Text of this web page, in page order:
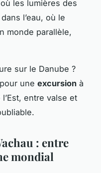
les lumières des
l’eau, où le
monde parallèle,
sur le Danube ?
une excursion à
entre valse et
: entre
mondial